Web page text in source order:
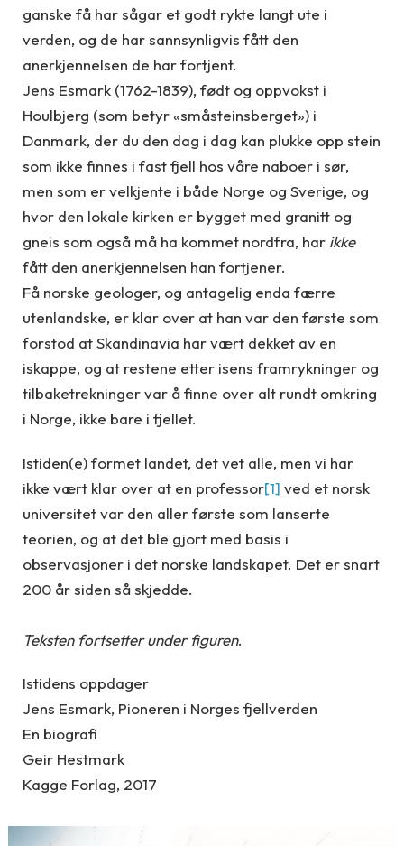
ganske få har sågar et godt rykte langt ute i
verden, og de har sannsynligvis fått den
anerkjennelsen de har fortjent.
Jens Esmark (1762-1839), født og oppvokst i
Houlbjerg (som betyr «småsteinsberget») i
Danmark, der du den dag i dag kan plukke opp stein
som ikke finnes i fast fjell hos våre naboer i sør,
men som er velkjente i både Norge og Sverige, og
hvor den lokale kirken er bygget med granitt og
gneis som også må ha kommet nordfra, har ikke
fått den anerkjennelsen han fortjener.
Få norske geologer, og antagelig enda færre
utenlandske, er klar over at han var den første som
forstod at Skandinavia har vært dekket av en
iskappe, og at restene etter isens framrykninger og
tilbaketrekninger var å finne over alt rundt omkring
i Norge, ikke bare i fjellet.
Istiden(e) formet landet, det vet alle, men vi har
ikke vært klar over at en professor[1] ved et norsk
universitet var den aller første som lanserte
teorien, og at det ble gjort med basis i
observasjoner i det norske landskapet. Det er snart
200 år siden så skjedde.
Teksten fortsetter under figuren.
Istidens oppdager
Jens Esmark, Pioneren i Norges fjellverden
En biografi
Geir Hestmark
Kagge Forlag, 2017